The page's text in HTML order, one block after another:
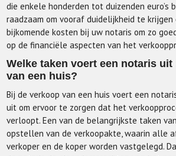
die enkele honderden tot duizenden euro’s
raadzaam om vooraf duidelijkheid te
bijkomende kosten bij uw notaris om zo
op de financiële aspecten van het
Welke taken voert een notaris
van een huis?
Bij de verkoop van een huis voert een
uit om ervoor te zorgen dat het
verloopt. Een van de belangrijkste taken
opstellen van de verkoopakte, waarin alle
verkoper en de koper worden vastgelegd.